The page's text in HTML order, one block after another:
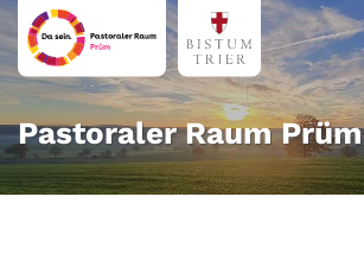
Zum Inhalt springen
Pastoraler Raum Prüm